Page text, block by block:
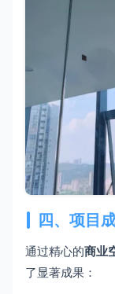
四、项目
通过精心的商业
了显著成果：